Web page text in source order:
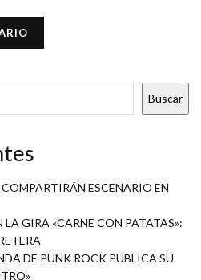
Buscar
ESCENARIO EN
LA GIRA «CARNE CON PATATAS»:
DE PUNK ROCK PUBLICA SU